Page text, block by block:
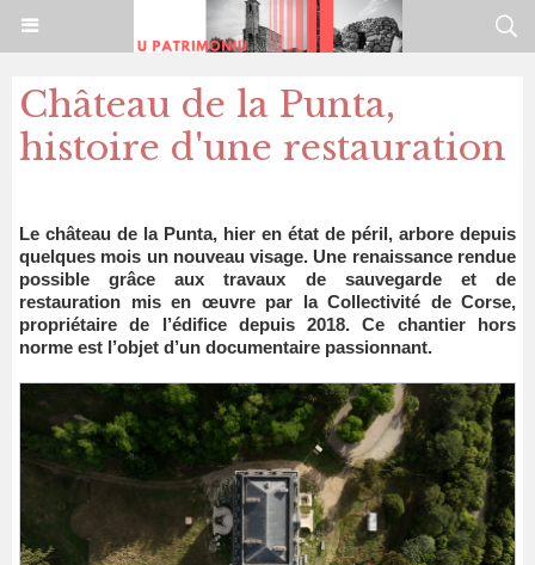
Château de la Punta,
histoire d'une restauration
Le château de la Punta, hier en état de péril, arbore depuis
quelques mois un nouveau visage. Une renaissance rendue
possible grâce aux travaux de sauvegarde et de
restauration mis en œuvre par la Collectivité de Corse,
propriétaire de l’édifice depuis 2018. Ce chantier hors
norme est l’objet d’un documentaire passionnant.